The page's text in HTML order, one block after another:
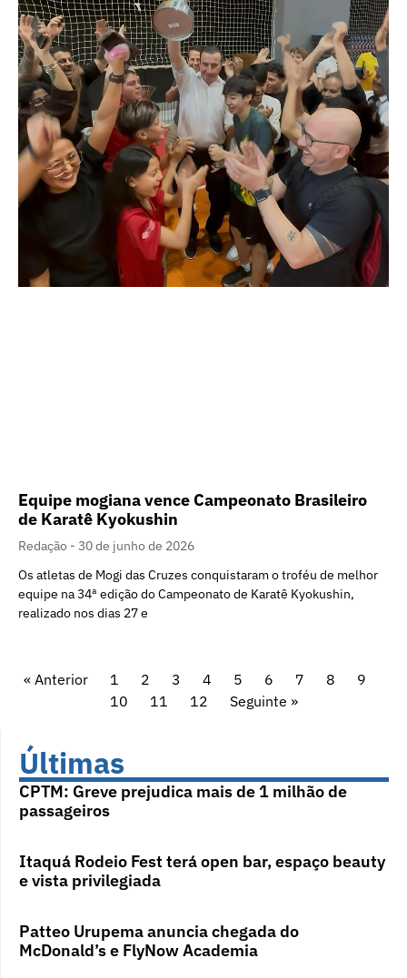
Equipe mogiana vence Campeonato Brasileiro
de Karatê Kyokushin
Redação
30 de junho de 2026
Os atletas de Mogi das Cruzes conquistaram o troféu de melhor
equipe na 34ª edição do Campeonato de Karatê Kyokushin,
realizado nos dias 27 e
« Anterior 1 2 3 4 5 6 7 8
9
10
11 12 Seguinte »
Últimas
CPTM: Greve prejudica mais de 1 milhão de
passageiros
Itaquá Rodeio Fest terá open bar, espaço beauty
e vista privilegiada
Patteo Urupema anuncia chegada do
McDonald’s e FlyNow Academia